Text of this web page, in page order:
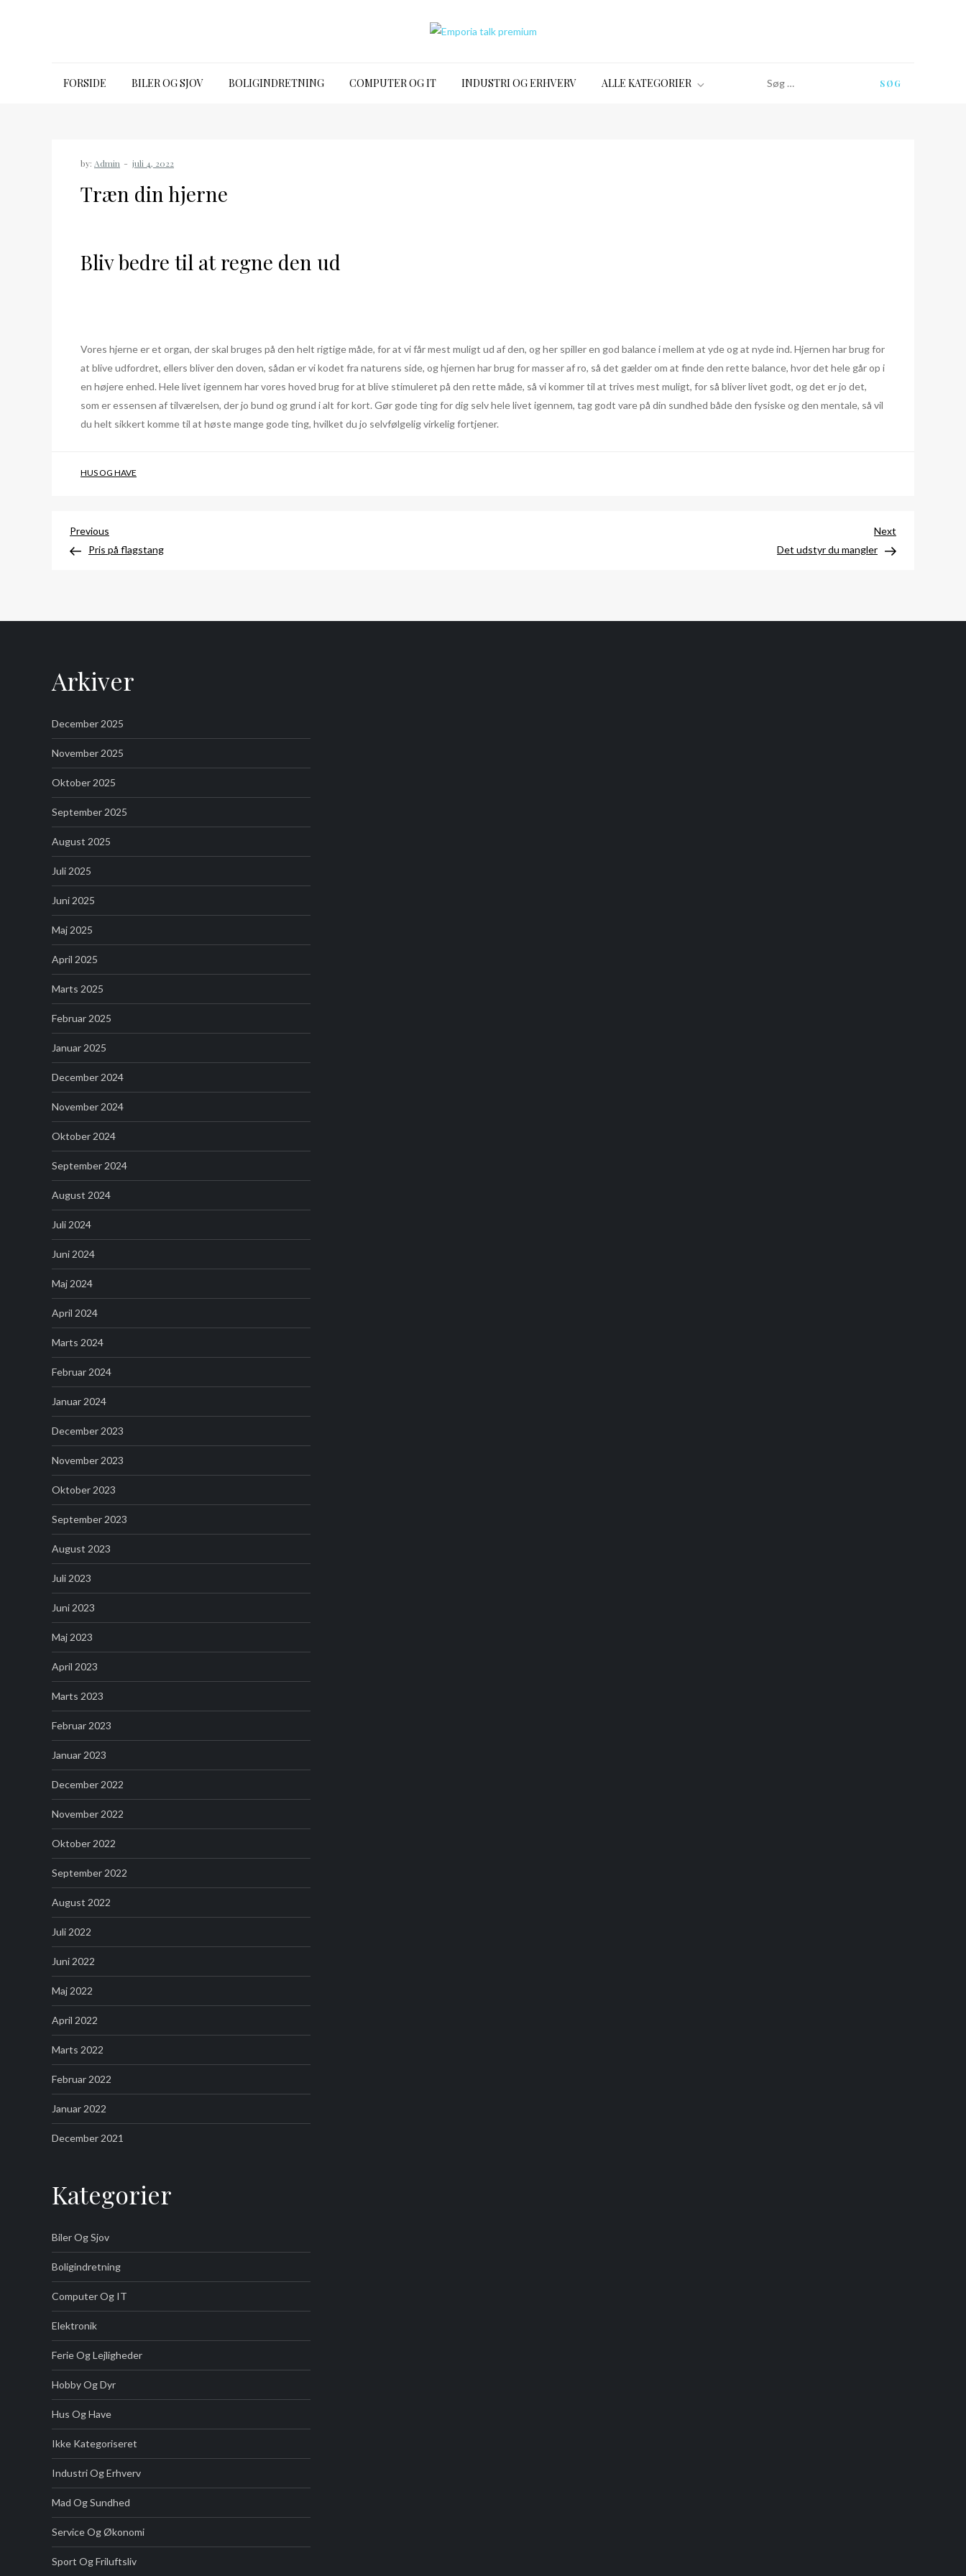
FORSIDE BILER OG SJOV BOLIGINDRETNING COMPUTER OG IT INDUSTRI OG ERHVERV ALLE KATEGORIER
efter:
by: Admin
Træn din hjerne
Bliv bedre til at regne den ud
Vores hjerne er et organ, der skal bruges på den helt rigtige måde, for at vi får mest muligt ud af den, og her spiller en god balance i mellem at yde og at nyde ind. Hjernen har brug for
at blive udfordret, ellers bliver den doven, sådan er vi kodet fra naturens side, og hjernen har brug for masser af ro, så det gælder om at finde den rette balance, hvor det hele går op i
en højere enhed. Hele livet igennem har vores hoved brug for at blive stimuleret på den rette måde, så vi kommer til at trives mest muligt, for så bliver livet godt, og det er jo det,
som er essensen af tilværelsen, der jo bund og grund i alt for kort. Gør gode ting for dig selv hele livet igennem, tag godt vare på din sundhed både den fysiske og den mentale, så vil
du helt sikkert komme til at høste mange gode ting, hvilket du jo selvfølgelig virkelig fortjener.
HUS OG HAVE
Indlægsnavigation
Previous
Post
Previous
Pris på flagstang
Post
Next
Det udstyr du mangler
Arkiver
December 2025
November 2025
Oktober 2025
September 2025
August 2025
Juli 2025
Juni 2025
Maj 2025
April 2025
Marts 2025
Februar 2025
Januar 2025
December 2024
November 2024
Oktober 2024
September 2024
August 2024
Juli 2024
Juni 2024
Maj 2024
April 2024
Marts 2024
Februar 2024
Januar 2024
December 2023
November 2023
Oktober 2023
September 2023
August 2023
Juli 2023
Juni 2023
Maj 2023
April 2023
Marts 2023
Februar 2023
Januar 2023
December 2022
November 2022
Oktober 2022
September 2022
August 2022
Juli 2022
Juni 2022
Maj 2022
April 2022
Marts 2022
Februar 2022
Januar 2022
December 2021
Kategorier
Biler Og Sjov
Boligindretning
Computer Og IT
Elektronik
Ferie Og Lejligheder
Hobby Og Dyr
Hus Og Have
Ikke Kategoriseret
Industri Og Erhverv
Mad Og Sundhed
Service Og Økonomi
Sport Og Friluftsliv